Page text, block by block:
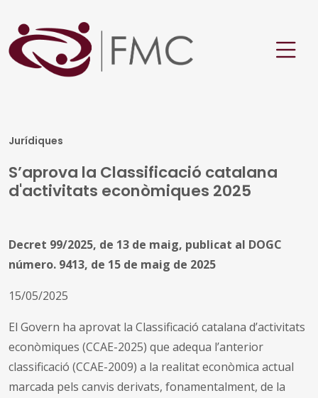
Jurídiques
S’aprova la Classificació catalana
d'activitats econòmiques 2025
Decret 99/2025, de 13 de maig, publicat al DOGC
número. 9413, de 15 de maig de 2025
15/05/2025
El Govern ha aprovat la Classificació catalana d’activitats
econòmiques (CCAE-2025) que adequa l’anterior
classificació (CCAE-2009) a la realitat econòmica actual
marcada pels canvis derivats, fonamentalment, de la